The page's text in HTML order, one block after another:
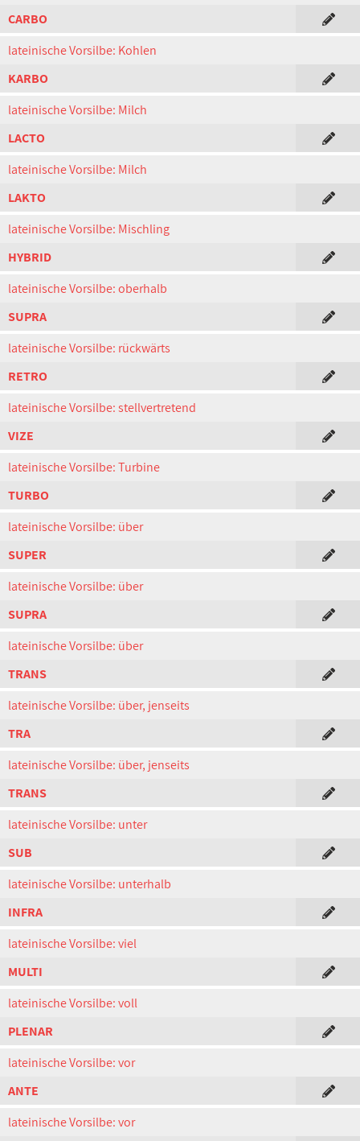
CARBO
lateinische Vorsilbe: Kohlen
KARBO
lateinische Vorsilbe: Milch
LACTO
lateinische Vorsilbe: Milch
LAKTO
lateinische Vorsilbe: Mischling
HYBRID
lateinische Vorsilbe: oberhalb
SUPRA
lateinische Vorsilbe: rückwärts
RETRO
lateinische Vorsilbe: stellvertretend
VIZE
lateinische Vorsilbe: Turbine
TURBO
lateinische Vorsilbe: über
SUPER
lateinische Vorsilbe: über
SUPRA
lateinische Vorsilbe: über
TRANS
lateinische Vorsilbe: über, jenseits
TRA
lateinische Vorsilbe: über, jenseits
TRANS
lateinische Vorsilbe: unter
SUB
lateinische Vorsilbe: unterhalb
INFRA
lateinische Vorsilbe: viel
MULTI
lateinische Vorsilbe: voll
PLENAR
lateinische Vorsilbe: vor
ANTE
lateinische Vorsilbe: vor